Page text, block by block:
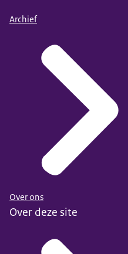
Archief
Over ons
Over deze site